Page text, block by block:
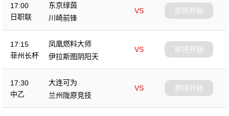
17:00
日职联
东京绿茵
VS
川崎前锋
即将开始
17:15
菲州长杯
凤凰燃料大师
VS
伊拉斯图阴阳天
即将开始
17:30
中乙
大连可为
VS
兰州陇原竞技
即将开始